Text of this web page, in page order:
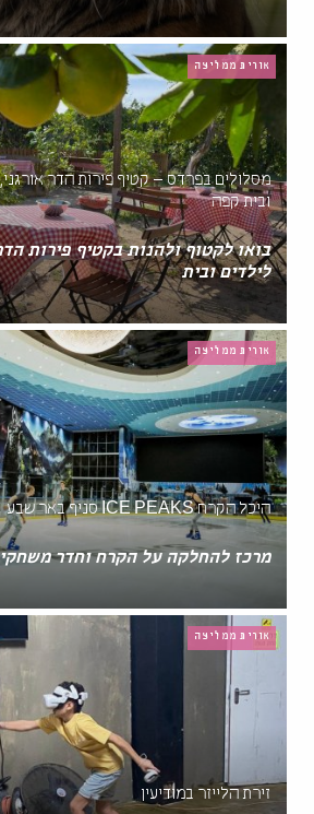
אורית ממליצה
מסלולים בפרדס – קטיף פירות הדר
ובית קפה
בואו לקטוף ולהנות בקטיף פירות
לילדים ובית
אורית ממליצה
היכל הקרח ICE PEAKS סניף באר שבע
מרכז להחלקה על הקרח וחדר
אורית ממליצה
זירת הלייזר במודיעין